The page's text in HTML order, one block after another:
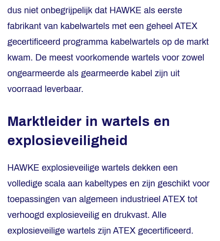
dus niet onbegrijpelijk dat HAWKE als eerste
fabrikant van kabelwartels met een geheel ATEX
gecertificeerd programma kabelwartels op de markt
kwam. De meest voorkomende wartels voor zowel
ongearmeerde als gearmeerde kabel zijn uit
voorraad leverbaar.
Marktleider in wartels en
explosieveiligheid
HAWKE explosieveilige wartels dekken een
volledige scala aan kabeltypes en zijn geschikt voor
toepassingen van algemeen industrieel ATEX tot
verhoogd explosieveilig en drukvast. Alle
explosieveilige wartels zijn ATEX gecertificeerd.